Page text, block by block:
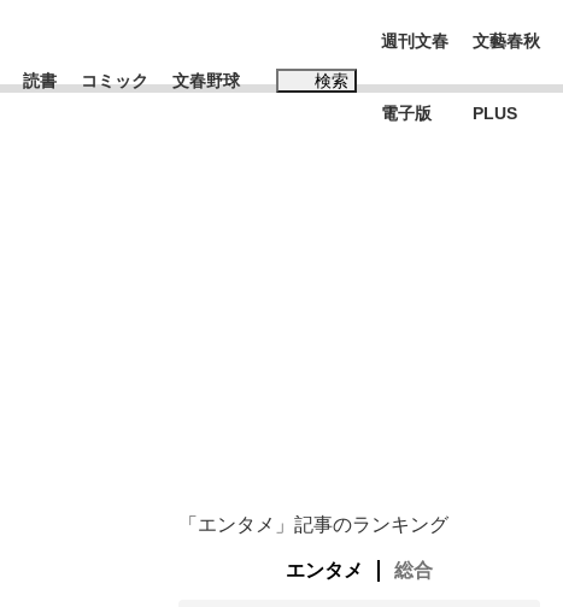
読書 コミック 文春野球 検索
週刊文春
電子版
文藝春秋
PLUS
「エンタメ」記事のランキング
エンタメ 総合